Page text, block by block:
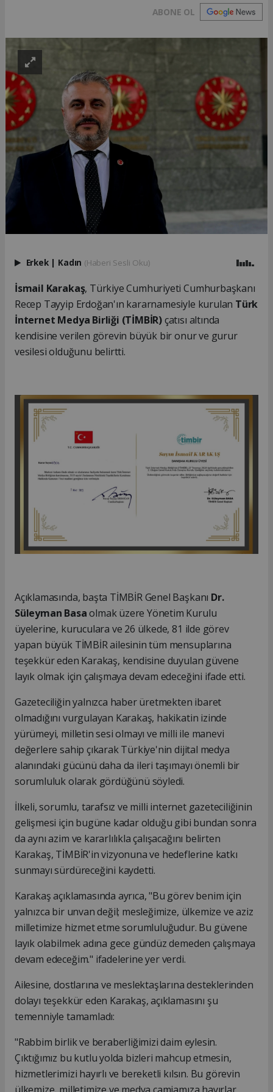
ABONE OL
Erkek | Kadın (Haberi Sesli Oku)
İsmail Karakaş, Türkiye Cumhuriyeti Cumhurbaşkanı
Recep Tayyip Erdoğan'ın kararnamesiyle kurulan Türk
İnternet Medya Birliği (TİMBİR)çatısı altında
kendisine verilen görevin büyük bir onur ve gurur
vesilesi olduğunu belirtti.
Açıklamasında, başta TİMBİR Genel Başkanı Dr.
Süleyman Basaolmak üzere Yönetim Kurulu
üyelerine, kuruculara ve 26 ülkede, 81 ilde görev
yapan büyük TİMBİR ailesinin tüm mensuplarına
teşekkür eden Karakaş, kendisine duyulan güvene
layık olmak için çalışmaya devam edeceğini ifade etti.
Gazeteciliğin yalnızca haber üretmekten ibaret
olmadığını vurgulayan Karakaş, hakikatin izinde
yürümeyi, milletin sesi olmayı ve milli ile manevi
değerlere sahip çıkarak Türkiye'nin dijital medya
alanındaki gücünü daha da ileri taşımayı önemli bir
sorumluluk olarak gördüğünü söyledi.
İlkeli, sorumlu, tarafsız ve milli internet gazeteciliğinin
gelişmesi için bugüne kadar olduğu gibi bundan sonra
da aynı azim ve kararlılıkla çalışacağını belirten
Karakaş, TİMBİR'in vizyonuna ve hedeflerine katkı
sunmayı sürdüreceğini kaydetti.
Karakaş açıklamasında ayrıca, "Bu görev benim için
yalnızca bir unvan değil; mesleğimize, ülkemize ve aziz
milletimize hizmet etme sorumluluğudur. Bu güvene
layık olabilmek adına gece gündüz demeden çalışmaya
devam edeceğim." ifadelerine yer verdi.
Ailesine, dostlarına ve meslektaşlarına desteklerinden
dolayı teşekkür eden Karakaş, açıklamasını şu
temenniyle tamamladı:
"Rabbim birlik ve beraberliğimizi daim eylesin.
Çıktığımız bu kutlu yolda bizleri mahcup etmesin,
hizmetlerimizi hayırlı ve bereketli kılsın. Bu görevin
ülkemize, milletimize ve medya camiamıza hayırlar